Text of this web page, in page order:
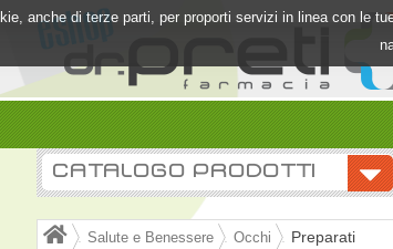
anche di terze parti, per proporti servizi in linea con le
CATALOGO PRODOTTI
Salute e Benessere Occhi Preparati